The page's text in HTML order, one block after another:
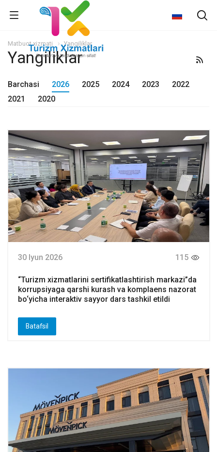
Matbuot xizmati Yangiliklar
Yangiliklar
Barchasi 2026 2025 2024 2023
2022
2021
2020
30 Iyun 2026 115
“Turizm xizmatlarini sertifikatlashtirish markazi”da
korrupsiyaga qarshi kurash va komplaens nazorat
bo‘yicha interaktiv sayyor dars tashkil etildi
Batafsil